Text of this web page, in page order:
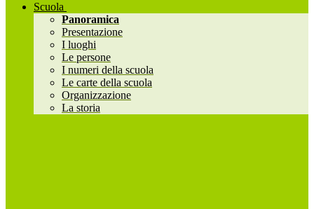
Scuola
Panoramica
Presentazione
I luoghi
Le persone
I numeri della scuola
Le carte della scuola
Organizzazione
La storia